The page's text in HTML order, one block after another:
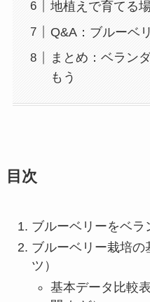
地植えで育てる
Q&A：ブルーベ
まとめ：ベラン
もう
目次
ブルーベリーをベラ
ブルーベリー栽培の
ツ）
基本データ比較